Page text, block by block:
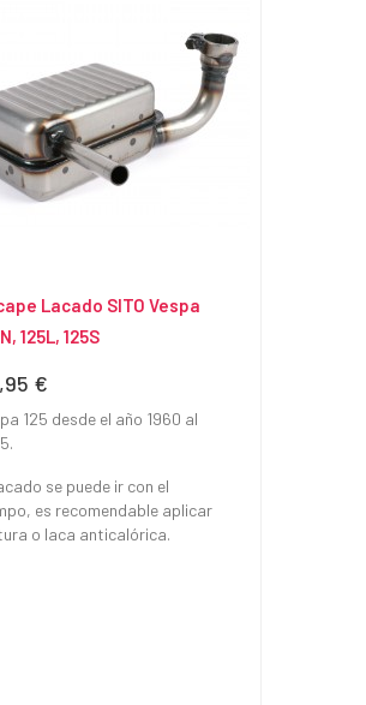
Lacado SITO Vespa
125L, 125S
€
125 desde el año 1960 al
se puede ir con el
es recomendable aplicar
o laca anticalórica.